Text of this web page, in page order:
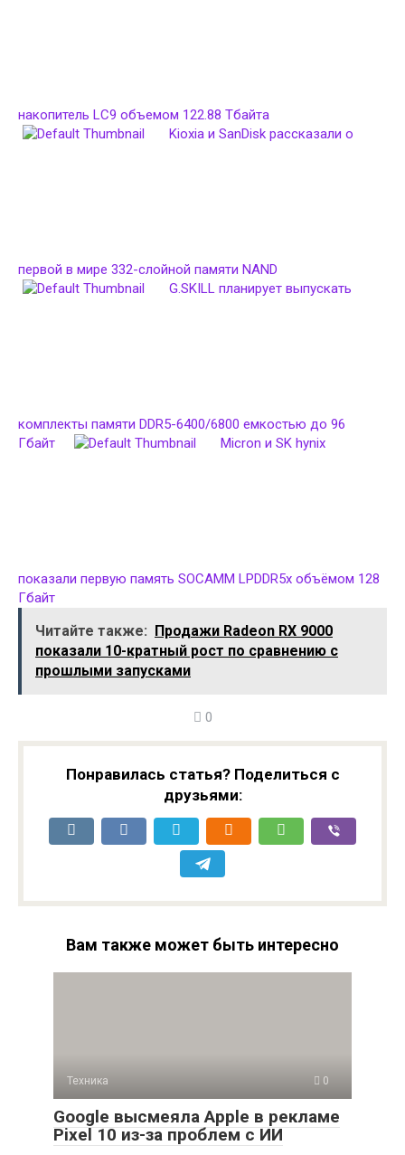
накопитель LC9 объемом 122.88 Тбайта
Kioxia и SanDisk рассказали о
первой в мире 332-слойной памяти NAND
G.SKILL планирует выпускать
комплекты памяти DDR5-6400/6800 емкостью до 96
Гбайт
Micron и SK hynix
показали первую память SOCAMM LPDDR5x объёмом 128
Гбайт
Читайте также: Продажи Radeon RX 9000
показали 10-кратный рост по сравнению с
прошлыми запусками
0
Понравилась статья? Поделиться с
друзьями:
Вам также может быть интересно
Техника 0
Google высмеяла Apple в рекламе
Pixel 10 из-за проблем с ИИ